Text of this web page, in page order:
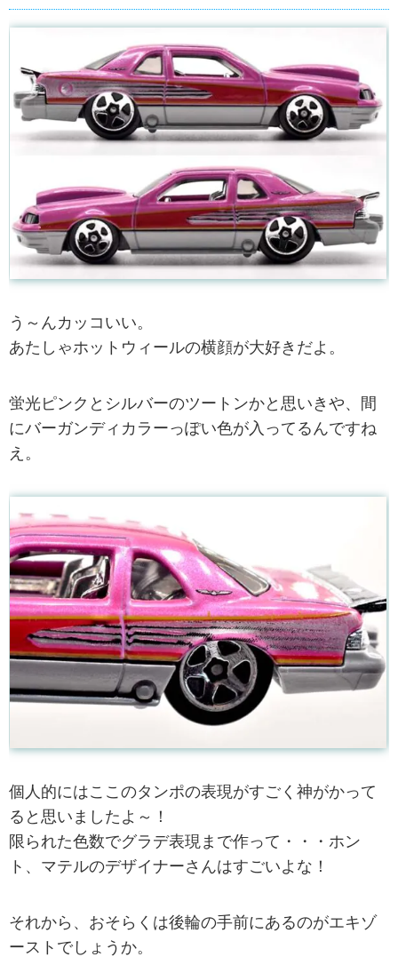
う～んカッコいい。
あたしゃホットウィールの横顔が大好きだよ。
蛍光ピンクとシルバーのツートンかと思いきや、間
にバーガンディカラーっぽい色が入ってるんですね
え。
個人的にはここのタンポの表現がすごく神がかって
ると思いましたよ～！
限られた色数でグラデ表現まで作って・・・ホン
ト、マテルのデザイナーさんはすごいよな！
それから、おそらくは後輪の手前にあるのがエキゾ
ーストでしょうか。